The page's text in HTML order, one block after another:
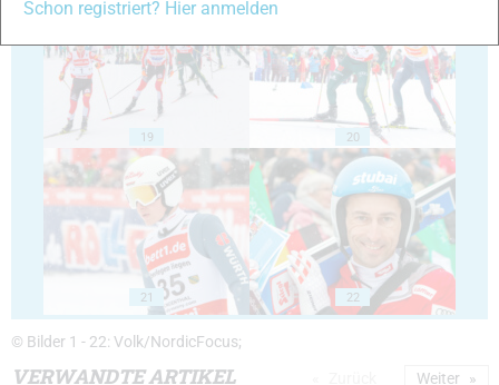
19 20
21 22
© Bilder 1 - 22: Volk/NordicFocus;
VERWANDTE ARTIKEL Weiter
Schon registriert? Hier anmelden